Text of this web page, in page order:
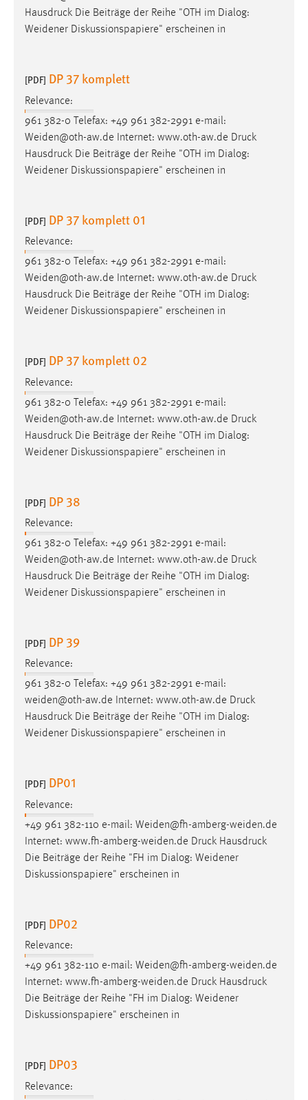
Hausdruck Die Beiträge der Reihe "OTH im Dialog:
Weidener Diskussionspapiere" erscheinen in
[PDF] DP 37 komplett
Relevance:
961 382-0 Telefax: +49 961 382-2991 e-mail:
Weiden@oth-aw.de Internet: www.oth-aw.de Druck
Hausdruck Die Beiträge der Reihe "OTH im Dialog:
Weidener Diskussionspapiere" erscheinen in
[PDF] DP 37 komplett 01
Relevance:
961 382-0 Telefax: +49 961 382-2991 e-mail:
Weiden@oth-aw.de Internet: www.oth-aw.de Druck
Hausdruck Die Beiträge der Reihe "OTH im Dialog:
Weidener Diskussionspapiere" erscheinen in
[PDF] DP 37 komplett 02
Relevance:
961 382-0 Telefax: +49 961 382-2991 e-mail:
Weiden@oth-aw.de Internet: www.oth-aw.de Druck
Hausdruck Die Beiträge der Reihe "OTH im Dialog:
Weidener Diskussionspapiere" erscheinen in
[PDF] DP 38
Relevance:
961 382-0 Telefax: +49 961 382-2991 e-mail:
Weiden@oth-aw.de Internet: www.oth-aw.de Druck
Hausdruck Die Beiträge der Reihe "OTH im Dialog:
Weidener Diskussionspapiere" erscheinen in
[PDF] DP 39
Relevance:
961 382-0 Telefax: +49 961 382-2991 e-mail:
weiden@oth-aw.de Internet: www.oth-aw.de Druck
Hausdruck Die Beiträge der Reihe "OTH im Dialog:
Weidener Diskussionspapiere" erscheinen in
[PDF] DP01
Relevance:
+49 961 382-110 e-mail: Weiden@fh-amberg-weiden.de
Internet: www.fh-amberg-weiden.de Druck Hausdruck
Die Beiträge der Reihe "FH im Dialog: Weidener
Diskussionspapiere" erscheinen in
[PDF] DP02
Relevance:
+49 961 382-110 e-mail: Weiden@fh-amberg-weiden.de
Internet: www.fh-amberg-weiden.de Druck Hausdruck
Die Beiträge der Reihe "FH im Dialog: Weidener
Diskussionspapiere" erscheinen in
[PDF] DP03
Relevance: